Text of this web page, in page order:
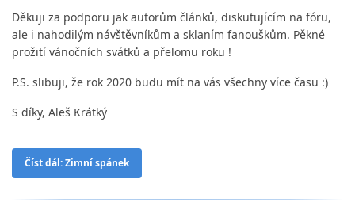
Děkuji za podporu jak autorům článků, diskutujícím na fóru,
ale i nahodilým návštěvníkům a sklaním fanouškům. Pěkné
prožití vánočních svátků a přelomu roku !
P.S. slibuji, že rok 2020 budu mít na vás všechny více času :)
S díky, Aleš Krátký
Číst dál: Zimní spánek